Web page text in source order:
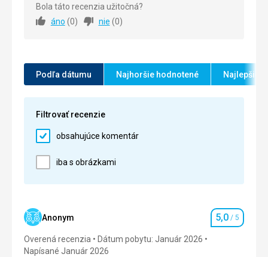
Úžasná pláž! Přístupná pěšky!
Strava
Fantastická lokalita! Velmi pěkný hotel! Milý a
ochotný personál!
Google Translate
Strava
Služby 5,0/ 5
Bola táto recenzia užitočná?
áno (0) nie (0)
Podľa dátumu Najhoršie hodnotené Najlepšie
Filtrovať recenzie
obsahujúce komentár
iba s obrázkami
Anonym Hodnotenie
5,0 / 5
Overená recenzia
Dátum pobytu: Január 2026
Napísané Január 2026